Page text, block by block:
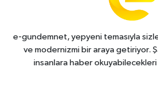
e-gundemnet, yepyeni temasıyla
ve modernizmi bir araya getiriyor.
insanlara haber okuyabilecekleri